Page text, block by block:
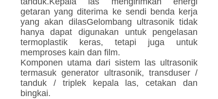
getaran yang diterima ke sendi benda kerja
yang akan dilasGelombang ultrasonik tidak
hanya dapat digunakan untuk pengelasan
termoplastik keras, tetapi juga untuk
memproses kain dan film.
Komponen utama dari sistem las ultrasonik
termasuk generator ultrasonik, transduser /
tanduk / triplek kepala las, cetakan dan
bingkai.